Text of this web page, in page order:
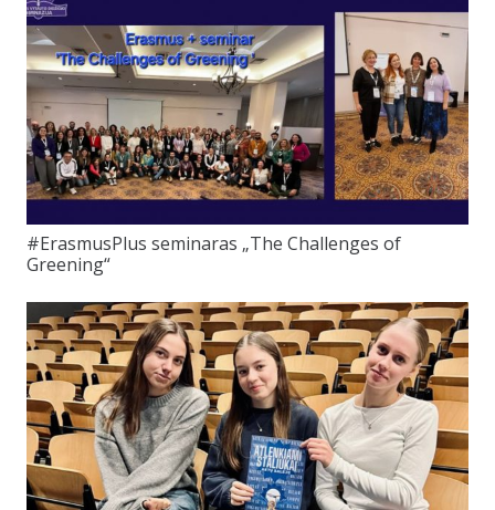
#ErasmusPlus seminaras „The Challenges of
Greening“